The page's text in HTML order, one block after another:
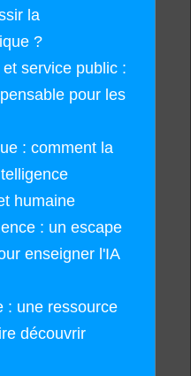
la
?
service public :
pour les
: comment la
humaine
: un escape
enseigner l'IA
: une ressource
découvrir